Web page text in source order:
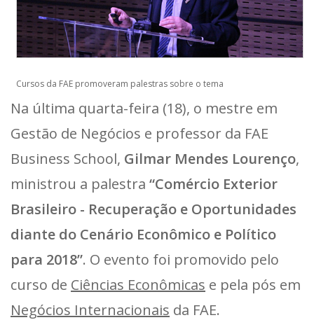
Cursos da FAE promoveram palestras sobre o tema
Na última quarta-feira (18), o mestre em
Gestão de Negócios e professor da FAE
Business School, Gilmar Mendes Lourenço,
ministrou a palestra “Comércio Exterior
Brasileiro - Recuperação e Oportunidades
diante do Cenário Econômico e Político
para 2018”. O evento foi promovido pelo
curso de Ciências Econômicas e pela pós em
Negócios Internacionais da FAE.